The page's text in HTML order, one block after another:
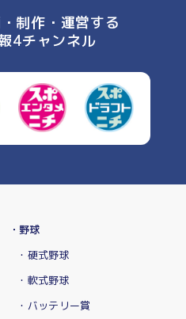
制作・運営する
4チャンネル
・野球
・硬式野球
・軟式野球
・バッテリー賞